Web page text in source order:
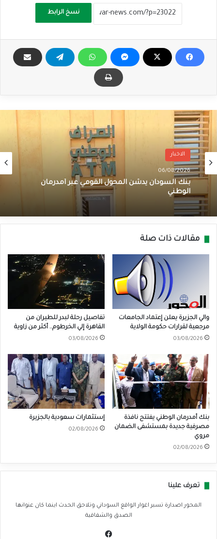
نسخ الرابط
الاخبار
06/08/2026
بنك السودان يدشن المحول القومي عبر أمدرمان
الوطني
مقالات ذات صلة
والي الجزيرة يعلن إعتماد الجامعات
مرجعية لقرارات حكومة الولاية
03/08/2026
تفاصيل رحلة لبدر للطيران من
القاهرة إلي الخرطوم.. أكثر من زاوية
03/08/2026
بنك أمدرمان الوطني يفتتح نافذة
مصرفية جديدة بمستشفى الضمان
مروي
02/08/2026
إستثمارات سعودية بالجزيرة
02/08/2026
تعرف علينا
المحور اصدارة تسبر اغوار الواقع السوداني وتلاحق الحدث اينما كان عنوانها
الصدق والشفافية